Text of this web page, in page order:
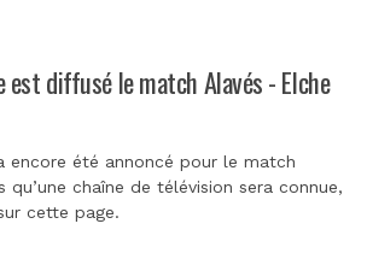
est diffusé le match Alavés - Elche
encore été annoncé pour le match
qu’une chaîne de télévision sera connue,
cette page.